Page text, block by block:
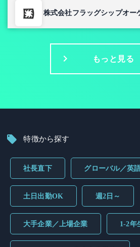
株式会社フラッグシップオー
もっと見る
特徴から探す
社長直下 グローバル／英
土日出勤OK 週2日～
大手企業／上場企業 1-2年